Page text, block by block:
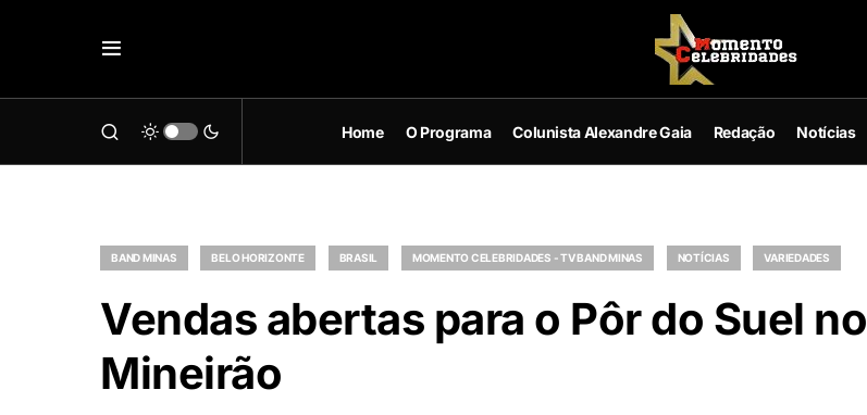
Home O Programa Colunista Alexandre Gaia Redação Notícias
BAND MINAS BELO HORIZONTE BRASIL MOMENTO CELEBRIDADES - TV BAND MINAS NOTÍCIAS VARIEDADES
Vendas abertas para o Pôr do Suel no
Mineirão